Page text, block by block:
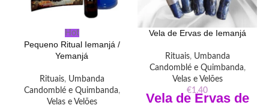
Hot
Pequeno Ritual Iemanjá /
Yemanjá
Rituais, Umbanda
Candomblé e Quimbanda,
Velas e Velões
Vela de Ervas de Iemanjá
Rituais, Umbanda
Candomblé e Quimbanda,
Velas e Velões
€1.40
Vela de Ervas de